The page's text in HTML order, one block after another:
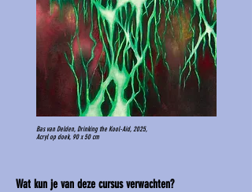
Bas van Delden, Drinking the Kool-Aid, 2025,
Acryl op doek, 90 x 50 cm
Wat kun je van deze cursus verwachten?